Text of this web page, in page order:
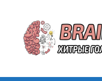
содержимому